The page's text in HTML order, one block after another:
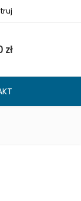
zł